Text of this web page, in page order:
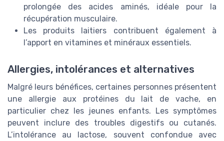
prolongée des acides aminés, idéale pour la
récupération musculaire.
Les produits laitiers contribuent également à
l’apport en vitamines et minéraux essentiels.
Allergies, intolérances et alternatives
Malgré leurs bénéfices, certaines personnes présentent
une allergie aux protéines du lait de vache, en
particulier chez les jeunes enfants. Les symptômes
peuvent inclure des troubles digestifs ou cutanés.
L’intolérance au lactose, souvent confondue avec